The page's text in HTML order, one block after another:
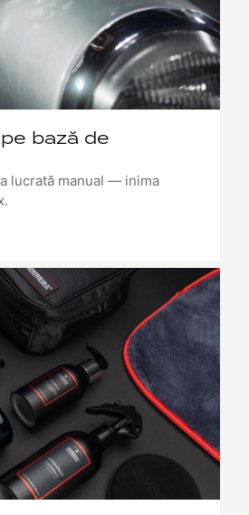
bază de
lucrată manual — inima